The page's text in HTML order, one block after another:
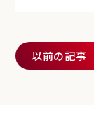
以前の記事